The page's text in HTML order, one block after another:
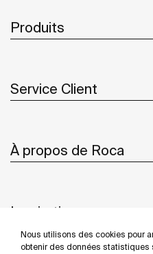
Nous utilisons des cookies pour
obtenir des données statistiques
Produits
Service Client
À propos de Roca
Inspiration